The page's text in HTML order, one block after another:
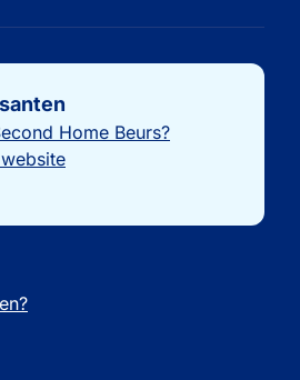
Home Beurs?